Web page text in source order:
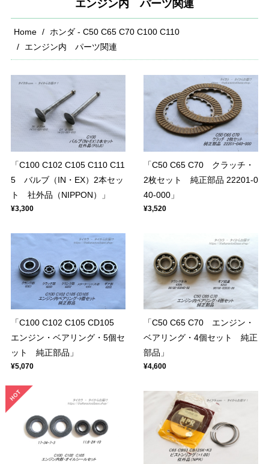
エンジン内 パーツ関連
Home
ホンダ - C50 C65 C70 C100 C110
エンジン内 パーツ関連
「C100 C102 C105 C110 C11
5 バルブ（IN・EX）2本セッ
ト 社外品（NIPPON）」
¥3,300
「C50 C65 C70 クラッチ・
2枚セット 純正部品 22201-0
40-000」
¥3,520
「C100 C102 C105 CD105
エンジン・ベアリング・5個セ
ット 純正部品」
¥5,070
「C50 C65 C70 エンジン・
ベアリング・4個セット 純正
部品」
¥4,600